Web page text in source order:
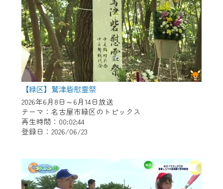
【緑区】鷲津砦慰霊祭
2026年6月8日～6月14日放送
テーマ：名古屋市緑区のトピックス
再生時間：00:02:44
登録日：2026/06/23